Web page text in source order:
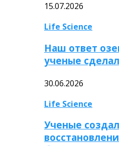
15.07.2026
Life Science
Наш ответ
ученые
30.06.2026
Life Science
Ученые